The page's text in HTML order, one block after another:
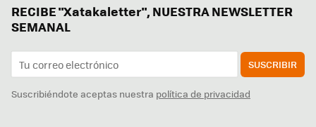
RECIBE "Xatakaletter", NUESTRA NEWSLETTER
SEMANAL
SUSCRIBIR
Suscribiéndote aceptas nuestra política de privacidad